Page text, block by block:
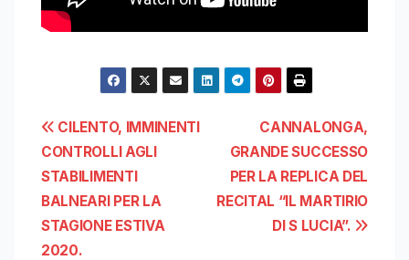
Navigazione
articoli
CANNALONGA,
GRANDE SUCCESSO
PER LA REPLICA DEL
RECITAL “IL MARTIRIO
DI S LUCIA”.
CILENTO, IMMINENTI
CONTROLLI AGLI
STABILIMENTI
BALNEARI PER LA
STAGIONE ESTIVA
2020.